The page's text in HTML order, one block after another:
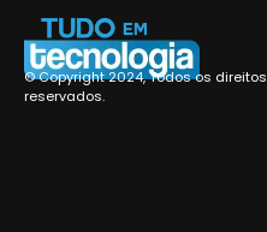
© Copyright 2024, Todos os direitos
reservados.